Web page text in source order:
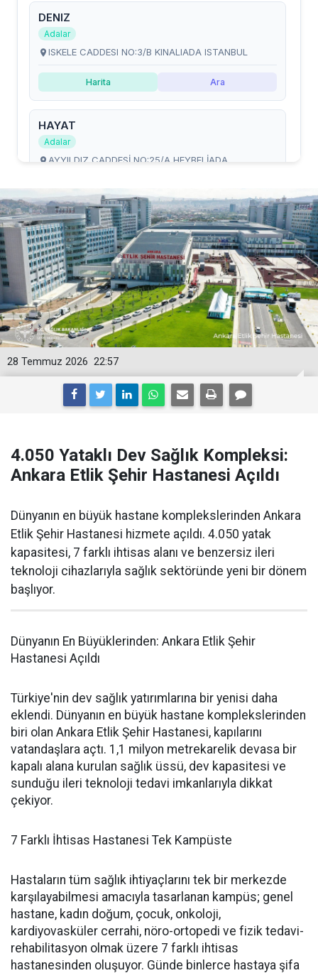
22:57
28 Temmuz 2026
4.050 Yataklı Dev Sağlık Kompleksi:
Ankara Etlik Şehir Hastanesi Açıldı
Dünyanın en büyük hastane komplekslerinden Ankara
Etlik Şehir Hastanesi hizmete açıldı. 4.050 yatak
kapasitesi, 7 farklı ihtisas alanı ve benzersiz ileri
teknoloji cihazlarıyla sağlık sektöründe yeni bir dönem
başlıyor.
Dünyanın En Büyüklerinden: Ankara Etlik Şehir
Hastanesi Açıldı
Türkiye'nin dev sağlık yatırımlarına bir yenisi daha
eklendi. Dünyanın en büyük hastane komplekslerinden
biri olan Ankara Etlik Şehir Hastanesi, kapılarını
vatandaşlara açtı. 1,1 milyon metrekarelik devasa bir
kapalı alana kurulan sağlık üssü, dev kapasitesi ve
sunduğu ileri teknoloji tedavi imkanlarıyla dikkat
çekiyor.
7 Farklı İhtisas Hastanesi Tek Kampüste
Hastaların tüm sağlık ihtiyaçlarını tek bir merkezde
karşılayabilmesi amacıyla tasarlanan kampüs; genel
hastane, kadın doğum, çocuk, onkoloji,
kardiyovasküler cerrahi, nöro-ortopedi ve fizik tedavi-
rehabilitasyon olmak üzere 7 farklı ihtisas
hastanesinden oluşuyor. Günde binlerce hastaya şifa